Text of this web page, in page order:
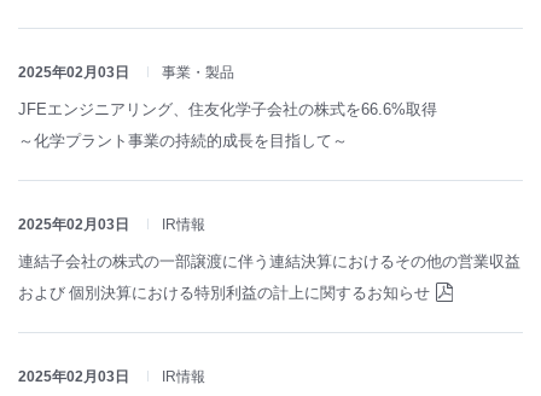
2025年02月03日 事業・製品
JFEエンジニアリング、住友化学子会社の株式を66.6%取得
～化学プラント事業の持続的成長を目指して～
2025年02月03日 IR情報
連結子会社の株式の一部譲渡に伴う連結決算におけるその他の営業収益
および 個別決算における特別利益の計上に関するお知らせ
2025年02月03日 IR情報